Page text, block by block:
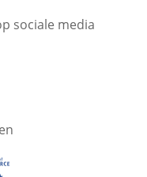
sociale media
nieuw venster